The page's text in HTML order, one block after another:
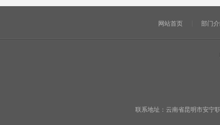
网站首页 部门
联系地址：云南省昆明市安宁